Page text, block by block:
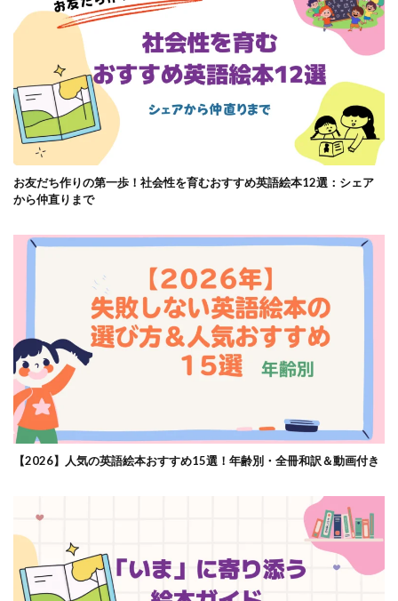
お友だち作りの第一歩！社会性を育むおすすめ英語絵本12選：シェア
から仲直りまで
【2026】人気の英語絵本おすすめ15選！年齢別・全冊和訳＆動画付き